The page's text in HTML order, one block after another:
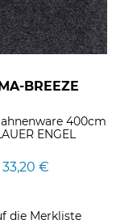
BREEZE
400cm
ENGEL
33,20 €
die Merkliste